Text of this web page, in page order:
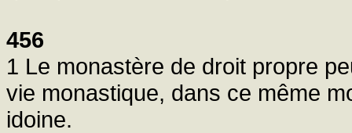
456
1 Le monastère de droit propre
vie monastique, dans ce même
idoine.